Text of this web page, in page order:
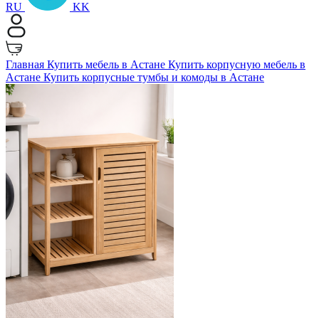
RU KK
Главная Купить мебель в Астане Купить корпусную мебель в
Астане Купить корпусные тумбы и комоды в Астане